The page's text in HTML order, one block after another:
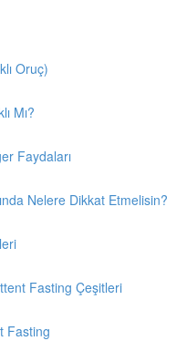
Oruç)
Mı?
Faydaları
Nelere Dikkat Etmelisin?
Fasting Çeşitleri
Fasting